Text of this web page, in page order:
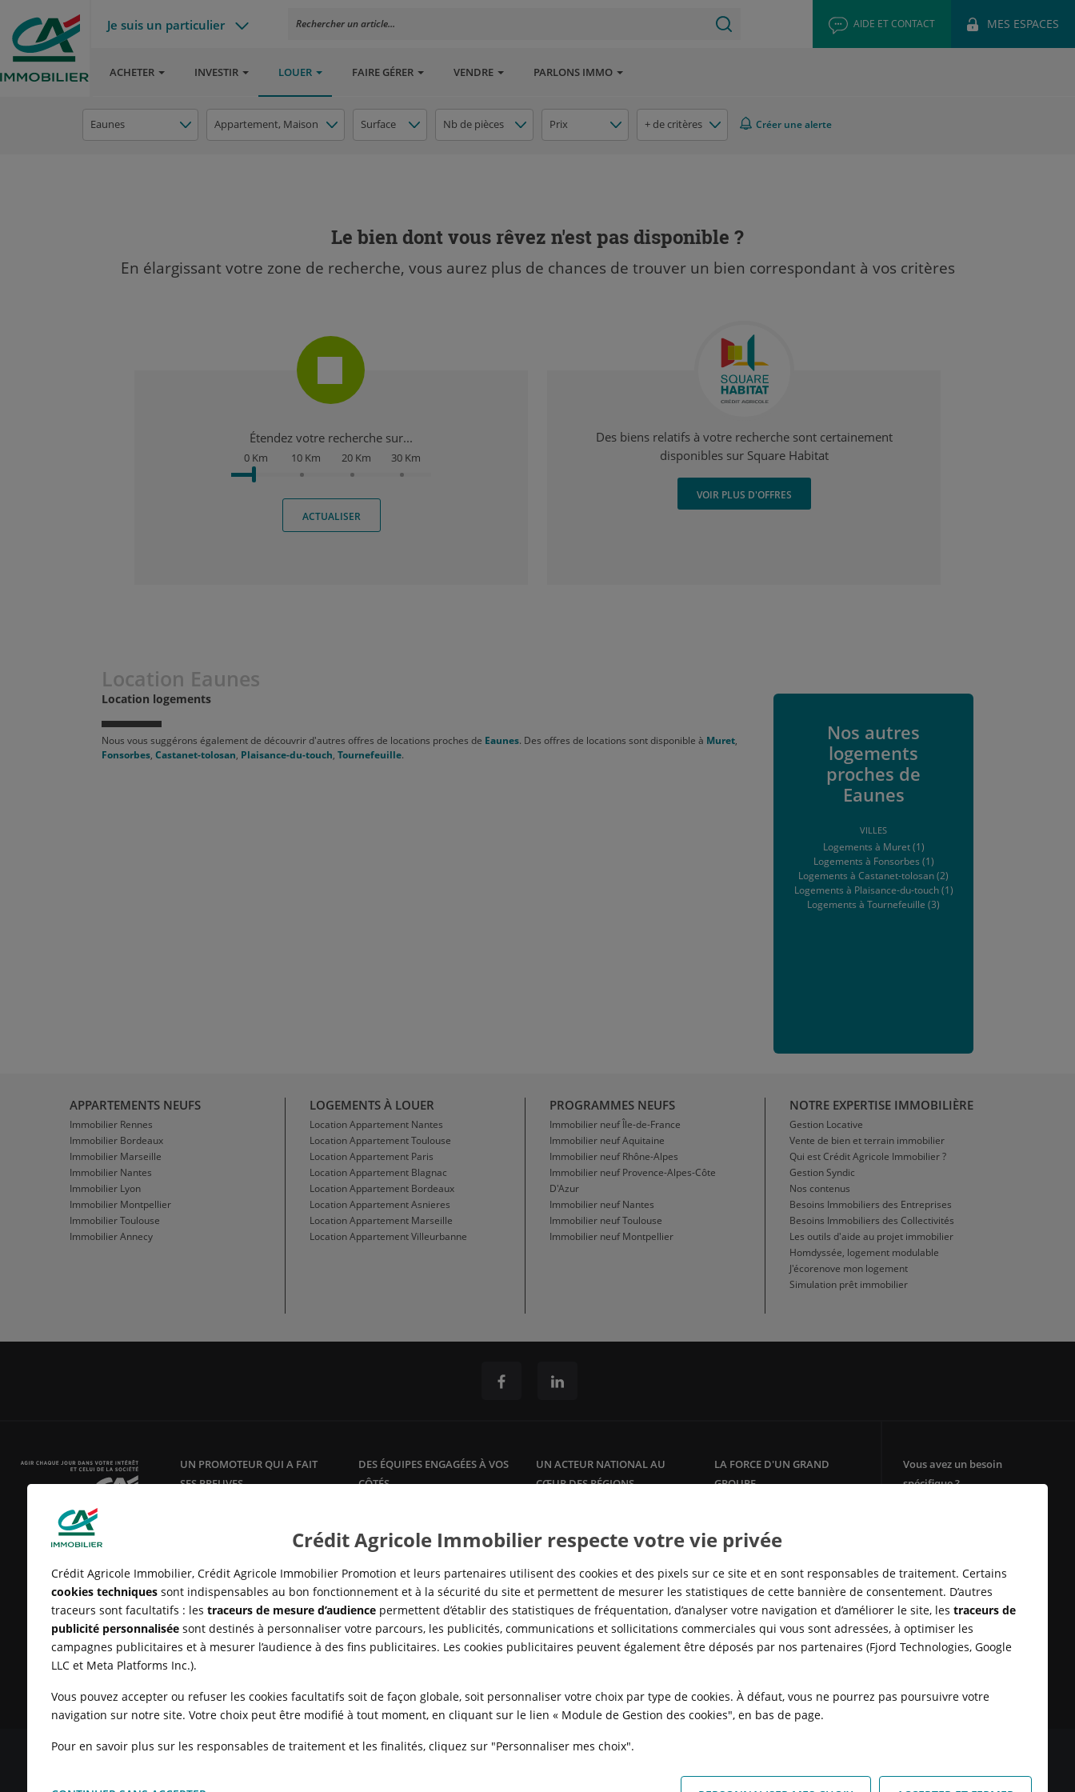
Je suis un particulier Rechercher un article... AIDE ET CONTACT MES ESPACES
ACHETER INVESTIR LOUER FAIRE GÉRER VENDRE PARLONS IMMO
Eaunes Appartement, Maison Surface Nb de pièces Prix + de critères Créer une alerte
Le bien dont vous rêvez n'est pas disponible ?
En élargissant votre zone de recherche, vous aurez plus de chances de trouver un bien correspondant à vos critères
Étendez votre recherche sur...
0 Km 10 Km 20 Km 30 Km
ACTUALISER
Des biens relatifs à votre recherche sont certainement
disponibles sur Square Habitat
VOIR PLUS D'OFFRES
Location Eaunes
Location logements
Nous vous suggérons également de découvrir d'autres offres de locations proches de Eaunes. Des offres de locations sont disponible à Muret,
Fonsorbes, Castanet-tolosan, Plaisance-du-touch, Tournefeuille.
Nos autres
logements
proches de
Eaunes
VILLES
Logements à Muret (1)
Logements à Fonsorbes (1)
Logements à Castanet-tolosan (2)
Logements à Plaisance-du-touch (1)
Logements à Tournefeuille (3)
APPARTEMENTS NEUFS
Immobilier Rennes
Immobilier Bordeaux
Immobilier Marseille
Immobilier Nantes
Immobilier Lyon
Immobilier Montpellier
Immobilier Toulouse
Immobilier Annecy
LOGEMENTS À LOUER
Location Appartement Nantes
Location Appartement Toulouse
Location Appartement Paris
Location Appartement Blagnac
Location Appartement Bordeaux
Location Appartement Asnieres
Location Appartement Marseille
Location Appartement Villeurbanne
PROGRAMMES NEUFS
Immobilier neuf Île-de-France
Immobilier neuf Aquitaine
Immobilier neuf Rhône-Alpes
Immobilier neuf Provence-Alpes-Côte
D'Azur
Immobilier neuf Nantes
Immobilier neuf Toulouse
Immobilier neuf Montpellier
NOTRE EXPERTISE IMMOBILIÈRE
Gestion Locative
Vente de bien et terrain immobilier
Qui est Crédit Agricole Immobilier ?
Gestion Syndic
Nos contenus
Besoins Immobiliers des Entreprises
Besoins Immobiliers des Collectivités
Les outils d'aide au projet immobilier
Homdyssée, logement modulable
J'écorenove mon logement
Simulation prêt immobilier
UN PROMOTEUR QUI A FAIT
SES PREUVES
vente de logements neufsdepuis
DES ÉQUIPES ENGAGÉES À VOS
CÔTÉS
ses clients propriétaires avec des
offres et services sur mesure :
gestion
locative, syndic de
copropriété,…
UN ACTEUR NATIONAL AU
CŒUR DES RÉGIONS
agglomérations, en adéquation
avec la réalité des marchés locaux
pour répondre à tous les besoins
en logement, de partout en
France.
LA FORCE D'UN GRAND
GROUPE
bénéficie de la solidité et de
l'ancrage territorial d'un des
leaders de la
banque
de proximité
en Europe.
Vous avez un besoin
spécifique ?
E-immobilier
Crédit Sofinco
Square Habitat : Location
logement
MENTIONS LÉGALES CONDITIONS GÉNÉRALES D'UTILISATION POLITIQUE DE CONFIDENTIALITÉ
MODULE DE GESTION DES COOKIES HONORAIRES TRANSACTION
HONORAIRES LOCATION
Crédit Agricole Immobilier respecte votre vie privée
Crédit Agricole Immobilier, Crédit Agricole Immobilier Promotion et leurs partenaires utilisent des cookies et des pixels sur ce site et en sont responsables de traitement. Certains
cookies techniquessont indispensables au bon fonctionnement et à la sécurité du site et permettent de mesurer les statistiques de cette bannière de consentement. D’autres
traceurs sont facultatifs : les traceurs de mesure d’audiencepermettent d’établir des statistiques de fréquentation, d’analyser votre navigation et d’améliorer le site, les traceurs de
publicité personnaliséesont destinés à personnaliser votre parcours, les publicités, communications et sollicitations commerciales qui vous sont adressées, à optimiser les
campagnes publicitaires et à mesurer l’audience à des fins publicitaires. Les cookies publicitaires peuvent également être déposés par nos partenaires (Fjord Technologies, Google
LLC et Meta Platforms Inc.).
Vous pouvez accepter ou refuser les cookies facultatifs soit de façon globale, soit personnaliser votre choix par type de cookies. À défaut, vous ne pourrez pas poursuivre votre
navigation sur notre site. Votre choix peut être modifié à tout moment, en cliquant sur le lien « Module de Gestion des cookies", en bas de page.
Pour en savoir plus sur les responsables de traitement et les finalités, cliquez sur "Personnaliser mes choix".